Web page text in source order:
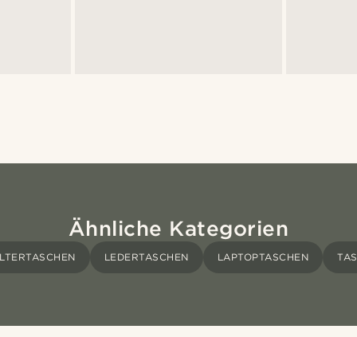
Ähnliche Kategorien
LEDERTASCHEN LAPTOPTASCHEN